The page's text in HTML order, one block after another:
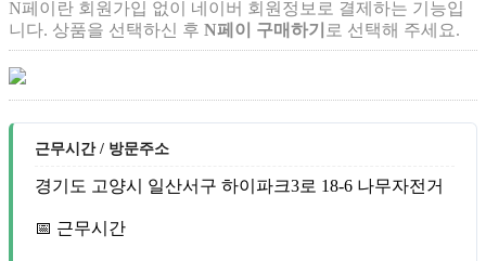
N페이란 회원가입 없이 네이버 회원정보로 결제하는 기능입
니다. 상품을 선택하신 후 N페이 구매하기 로 선택해 주세요.
근무시간 / 방문주소
경기도 고양시 일산서구 하이파크3로 18-6 나무자전거
📅 근무시간